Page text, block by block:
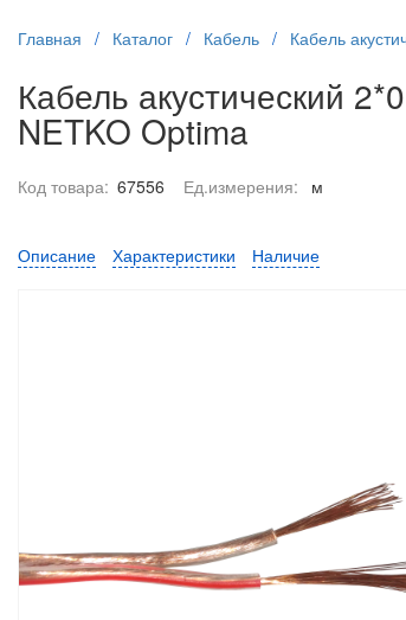
Главная / Каталог / Кабель / Кабель
Кабель акустический
NETKO Optima
Код товара: 67556 Ед.измерения: м
Описание Характеристики Наличие